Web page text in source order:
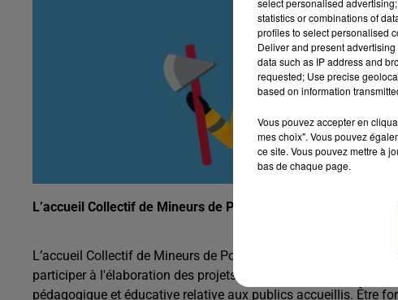
L’accueil Collectif de Mineurs de Poitiers recherche un
L’accueil Collectif de Mineurs de Poitiers recherche un
participer à l'élaboration des projets pédagogiques et proposer
pédagogique et éducative relative aux publics accueillis. Être
statistics or combinations of
profiles to select personalised
Deliver and present
data such as IP address and
requested; Use precise
based on information
Vous pouvez accepter en
mes choix". Vous pouvez
ce site. Vous pouvez mettre à
bas de chaque page.